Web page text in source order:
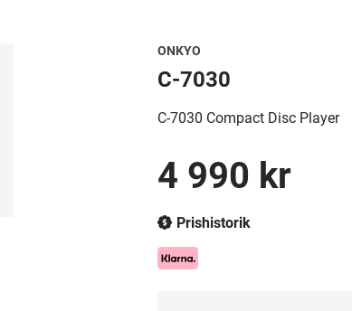
ONKYO
C-7030
​C-7030 Compact Disc Player
4 990 kr
Prishistorik